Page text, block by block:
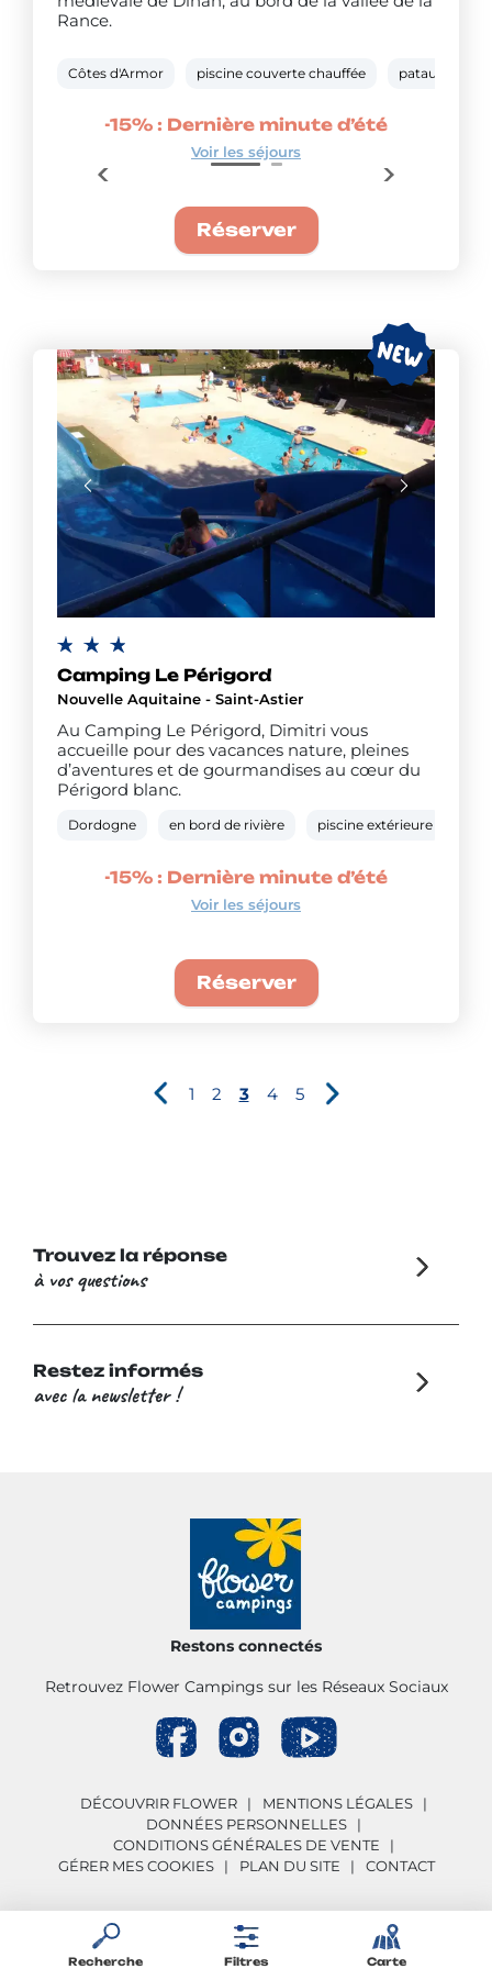
Recherche Filtres Carte
Rance.
Côtes d'Armor piscine couverte chauffée pataugeoire
-15% : Dernière minute d’été
Voir les séjours
Réserver
Camping Le Périgord
Nouvelle Aquitaine - Saint-Astier
Au Camping Le Périgord, Dimitri vous
accueille pour des vacances nature, pleines
d’aventures et de gourmandises au cœur du
Périgord blanc.
Dordogne en bord de rivière piscine extérieure
-15% : Dernière minute d’été
Voir les séjours
Réserver
1 2 3 4 5
Trouvez la réponse
à vos questions
Restez informés
avec la newsletter !
Restons connectés
Retrouvez Flower Campings sur les Réseaux Sociaux
DÉCOUVRIR FLOWER
MENTIONS LÉGALES
DONNÉES PERSONNELLES
CONDITIONS GÉNÉRALES DE VENTE
GÉRER MES COOKIES
PLAN DU SITE CONTACT